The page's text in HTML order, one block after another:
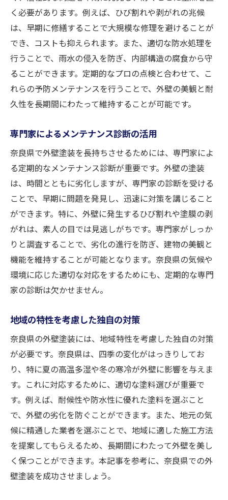
く必要があります。例えば、ひび割れや剥がれの兆候
は、早期に修繕することで大規模な修理を避けることが
でき、コストも抑えられます。また、適切な防水処理を
行うことで、雨水の侵入を防ぎ、内部構造の腐食から守
ることができます。定期的なプロの点検と合わせて、こ
れらの予防メンテナンスを行うことで、外壁の美観と耐
久性を長期間にわたって維持することが可能です。
専門家によるメンテナンス診断の活用
奈良県で外壁塗装を長持ちさせるためには、専門家によ
る定期的なメンテナンス診断が重要です。外壁の塗装
は、時間とともに劣化しますが、専門家の診断を受ける
ことで、早期に問題を発見し、迅速に対策を講じること
ができます。特に、外壁に発生するひび割れや塗膜の剥
がれは、素人の目では見逃しがちです。専門家がしっか
りと調査することで、劣化の進行を防ぎ、建物の美観と
機能を維持することが可能となります。奈良県の気候や
環境に応じた適切な対応をするためにも、定期的な専門
家の診断は欠かせません。
地域の特性を考慮した独自の対策
奈良県の外壁塗装には、地域特性を考慮した独自の対策
が必要です。奈良県は、四季の変化がはっきりしてお
り、特に夏の高温多湿や冬の寒冷が外壁に影響を与えま
す。これに対応するために、適切な塗料選びが重要で
す。例えば、耐候性や防水性に優れた塗料を選ぶこと
で、外壁の劣化を防ぐことができます。また、地元の気
候に精通した業者を選ぶことで、地域に適した施工方法
を提案してもらえるため、長期間にわたって外壁を美し
く保つことができます。本記事を参考に、奈良県での外
壁塗装を成功させましょう。